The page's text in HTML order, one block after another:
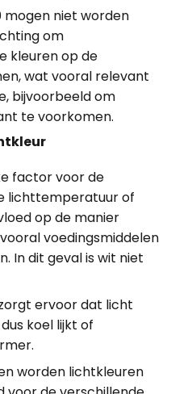
mogen niet worden
om
kleuren op de
wat vooral relevant
bijvoorbeeld om
te voorkomen.
factor voor de
lichttemperatuur of
op de manier
voedingsmiddelen
In dit geval is wit niet
ervoor dat licht
koel lijkt of
worden lichtkleuren